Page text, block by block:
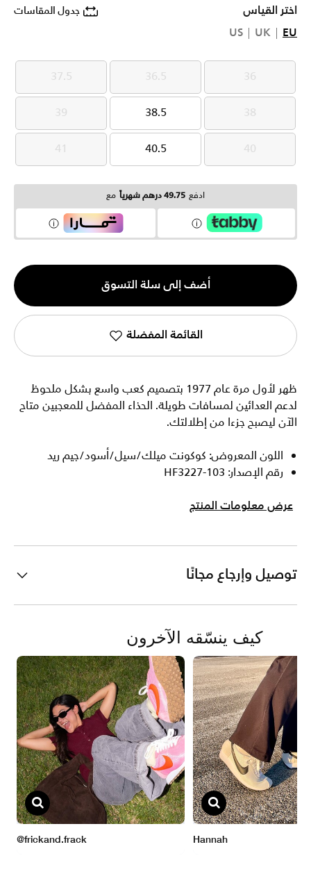
اختر القياس جدول المقاسات
EU
UK
US
36
36
36.5
36.5
37.5
37.5
38
38
38.5
38.5
39
39
40
40
40.5
40.5
41
41
ادفع 49.75 درهم شهرياً مع
الكمية
1
أضف إلى سلة التسوق
القائمة المفضلة
ظهر لأول مرة عام 1977 بتصميم كعب واسع بشكل ملحوظ
لدعم العدائين لمسافات طويلة. الحذاء المفضل للمعجبين متاح
الآن ليصبح جزءا من إطلالتك.
اللون المعروض: كوكونت ميلك/سيل/أسود/جيم ريد
رقم الإصدار: HF3227-103
عرض معلومات المنتج
توصيل وإرجاع مجانًا